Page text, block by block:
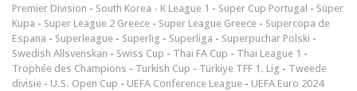
Premier Division - South Korea - K League 1 - Super Cup Portugal - Süper
Kupa - Super League 2 Greece - Super League Greece - Supercopa de
Espana - Superleague - Superlig - Superliga - Superpuchar Polski -
Swedish Allsvenskan - Swiss Cup - Thai FA Cup - Thai League 1 -
Trophée des Champions - Turkish Cup - Türkiye TFF 1. Lig - Tweede
divisie - U.S. Open Cup - UEFA Conference League - UEFA Euro 2024